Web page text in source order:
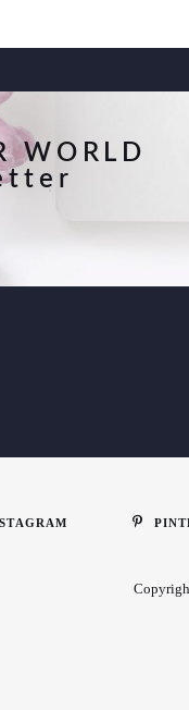
WORLD